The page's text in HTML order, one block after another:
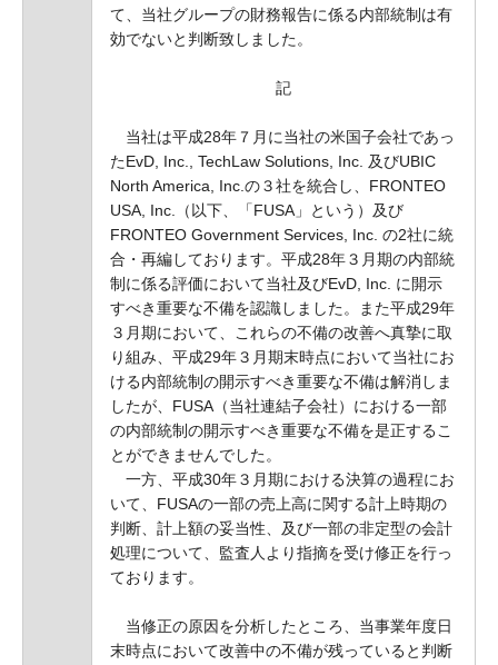
て、当社グループの財務報告に係る内部統制は有
効でないと判断致しました。
記
当社は平成28年７月に当社の米国子会社であっ
たEvD, Inc., TechLaw Solutions, Inc. 及びUBIC
North America, Inc.の３社を統合し、FRONTEO
USA, Inc.（以下、「FUSA」という）及び
FRONTEO Government Services, Inc. の2社に統
合・再編しております。平成28年３月期の内部統
制に係る評価において当社及びEvD, Inc. に開示
すべき重要な不備を認識しました。また平成29年
３月期において、これらの不備の改善へ真摯に取
り組み、平成29年３月期末時点において当社にお
ける内部統制の開示すべき重要な不備は解消しま
したが、FUSA（当社連結子会社）における一部
の内部統制の開示すべき重要な不備を是正するこ
とができませんでした。
一方、平成30年３月期における決算の過程にお
いて、FUSAの一部の売上高に関する計上時期の
判断、計上額の妥当性、及び一部の非定型の会計
処理について、監査人より指摘を受け修正を行っ
ております。
当修正の原因を分析したところ、当事業年度日
末時点において改善中の不備が残っていると判断